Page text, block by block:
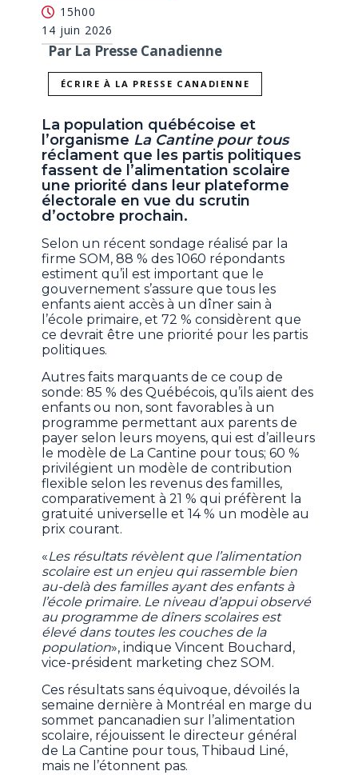
15h00
14 juin 2026
Par La Presse Canadienne
ÉCRIRE À LA PRESSE CANADIENNE
La population québécoise et
l’organisme La Cantine pour tous
réclament que les partis politiques
fassent de l’alimentation scolaire
une priorité dans leur plateforme
électorale en vue du scrutin
d’octobre prochain.
Selon un récent sondage réalisé par la
firme SOM, 88 % des 1060 répondants
estiment qu’il est important que le
gouvernement s’assure que tous les
enfants aient accès à un dîner sain à
l’école primaire, et 72 % considèrent que
ce devrait être une priorité pour les partis
politiques.
Autres faits marquants de ce coup de
sonde: 85 % des Québécois, qu’ils aient des
enfants ou non, sont favorables à un
programme permettant aux parents de
payer selon leurs moyens, qui est d’ailleurs
le modèle de La Cantine pour tous; 60 %
privilégient un modèle de contribution
flexible selon les revenus des familles,
comparativement à 21 % qui préfèrent la
gratuité universelle et 14 % un modèle au
prix courant.
«Les résultats révèlent que l’alimentation
scolaire est un enjeu qui rassemble bien
au-delà des familles ayant des enfants à
l’école primaire. Le niveau d’appui observé
au programme de dîners scolaires est
élevé dans toutes les couches de la
population», indique Vincent Bouchard,
vice-président marketing chez SOM.
Ces résultats sans équivoque, dévoilés la
semaine dernière à Montréal en marge du
sommet pancanadien sur l’alimentation
scolaire, réjouissent le directeur général
de La Cantine pour tous, Thibaud Liné,
mais ne l’étonnent pas.